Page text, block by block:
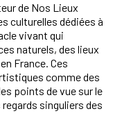
de Nos Lieux
culturelles dédiées à
vivant qui
naturels, des lieux
France. Ces
comme des
points de vue sur le
singuliers des